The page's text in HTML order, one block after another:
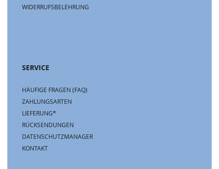
WIDERRUFSBELEHRUNG
SERVICE
HÄUFIGE FRAGEN (FAQ)
ZAHLUNGSARTEN
LIEFERUNG*
RÜCKSENDUNGEN
DATENSCHUTZMANAGER
KONTAKT